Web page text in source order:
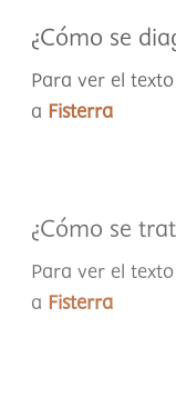
¿Cómo se
Para ver el
a Fisterra
¿Cómo se
Para ver el
a Fisterra